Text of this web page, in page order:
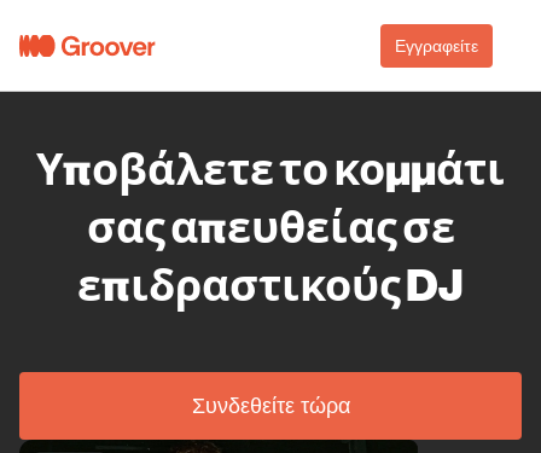
Εγγραφείτε
Υποβάλετε το κομμάτι
σας απευθείας σε
επιδραστικούς DJ
Συνδεθείτε τώρα